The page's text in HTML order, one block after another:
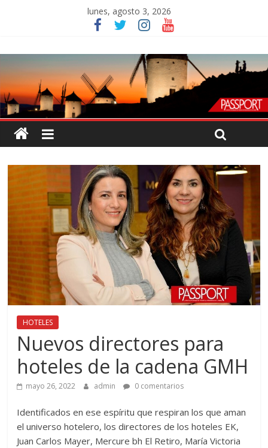
lunes, agosto 3, 2026
HOTELES
Nuevos directores para
hoteles de la cadena GMH
mayo 26, 2022 admin 0 comentarios
Identificados en ese espíritu que respiran los que aman
el universo hotelero, los directores de los hoteles EK,
Juan Carlos Mayer, Mercure bh El Retiro, María Victoria